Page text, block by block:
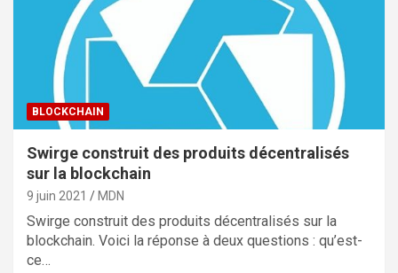
BLOCKCHAIN
Swirge construit des produits décentralisés
sur la blockchain
9 juin 2021 MDN
Swirge construit des produits décentralisés sur la
blockchain. Voici la réponse à deux questions : qu’est-
ce…